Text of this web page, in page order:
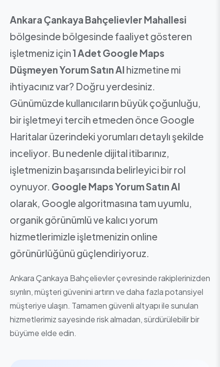
Ankara Çankaya Bahçelievler Mahallesi
bölgesinde bölgesinde faaliyet gösteren
işletmeniz için1 Adet Google Maps
Düşmeyen Yorum Satın Al hizmetine mi
ihtiyacınız var? Doğru yerdesiniz.
Günümüzde kullanıcıların büyük çoğunluğu,
bir işletmeyi tercih etmeden önce Google
Haritalar üzerindeki yorumları detaylı şekilde
inceliyor. Bu nedenle dijital itibarınız,
işletmenizin başarısında belirleyici bir rol
oynuyor. Google Maps Yorum Satın Al
olarak, Google algoritmasına tam uyumlu,
organik görünümlü ve kalıcı yorum
hizmetlerimizle işletmenizin online
görünürlüğünü güçlendiriyoruz.
Ankara Çankaya Bahçelievler çevresinde rakiplerinizden
sıyrılın, müşteri güvenini artırın ve daha fazla potansiyel
müşteriye ulaşın. Tamamen güvenli altyapı ile sunulan
hizmetlerimiz sayesinde risk almadan, sürdürülebilir bir
büyüme elde edin.